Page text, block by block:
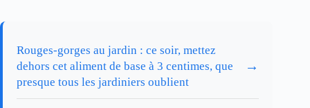
Rouges-gorges au jardin : ce soir, mettez
dehors cet aliment de base à 3 centimes, que
presque tous les jardiniers oublient
→